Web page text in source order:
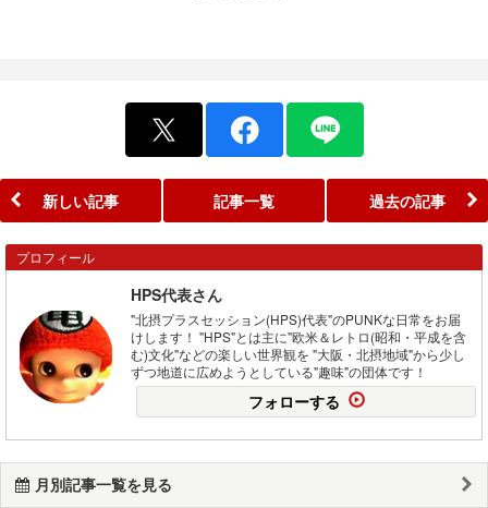
新しい記事 記事一覧 過去の記事
プロフィール
HPS代表さん
"北摂プラスセッション(HPS)代表"のPUNKな日常をお届
けします！ "HPS"とは主に"欧米＆レトロ(昭和・平成を含
む)文化"などの楽しい世界観を "大阪・北摂地域"から少し
ずつ地道に広めようとしている"趣味"の団体です！
フォローする
月別記事一覧を見る